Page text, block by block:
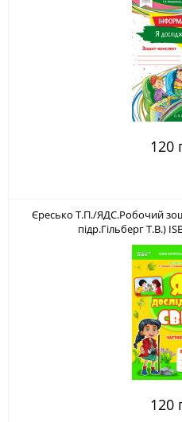
120
Єресько Т.П./ЯДС.Робочий
підр.Гільберг Т.В.)
120